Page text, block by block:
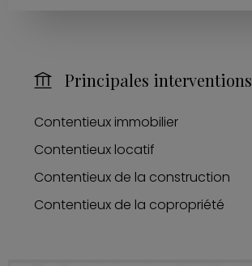
Principales interventions
Contentieux immobilier
Contentieux locatif
Contentieux de la construction
Contentieux de la copropriété